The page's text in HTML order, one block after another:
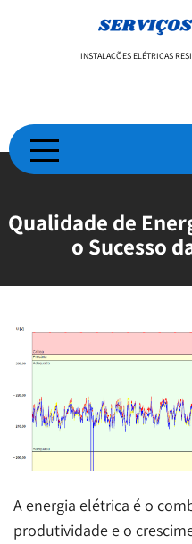
INSTALAÇÕES ELÉTRICAS
Qualidade de
o Sucesso
A energia elétrica é o
produtividade e o